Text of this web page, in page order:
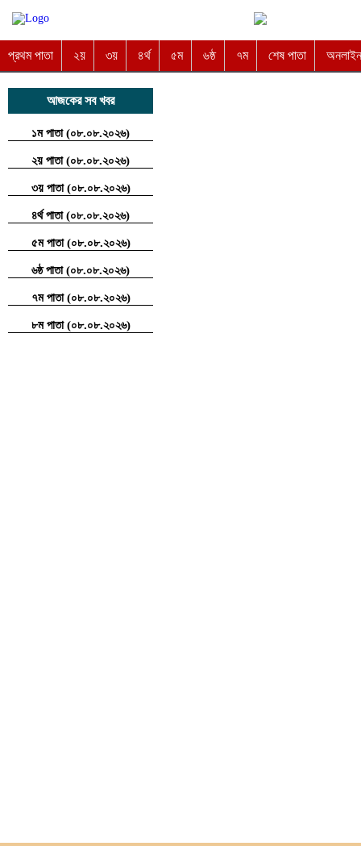
প্রথম পাতা ২য় ৩য় ৪র্থ ৫ম ৬ষ্ঠ ৭ম শেষ পাতা অনলাইন
আজকের সব খবর
১ম পাতা (০৮.০৮.২০২৬)
২য় পাতা (০৮.০৮.২০২৬)
৩য় পাতা (০৮.০৮.২০২৬)
৪র্থ পাতা (০৮.০৮.২০২৬)
৫ম পাতা (০৮.০৮.২০২৬)
৬ষ্ঠ পাতা (০৮.০৮.২০২৬)
৭ম পাতা (০৮.০৮.২০২৬)
৮ম পাতা (০৮.০৮.২০২৬)